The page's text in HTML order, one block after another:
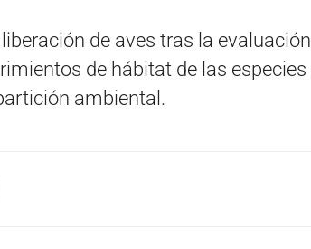
de aves tras la evaluación
de hábitat de las especies
ambiental.